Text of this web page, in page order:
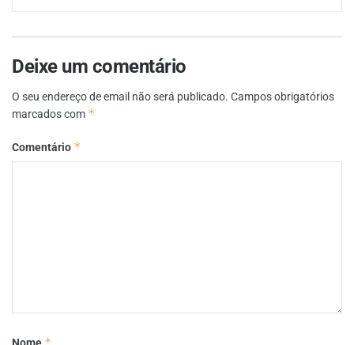
Deixe um comentário
O seu endereço de email não será publicado. Campos obrigatórios
marcados com *
Comentário *